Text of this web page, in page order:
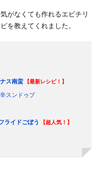
がなくても作れるエビチリ
を教えてくれました。
ス南蛮 【最新レシピ！】
スンドゥブ
ライドごぼう
【超人気！】